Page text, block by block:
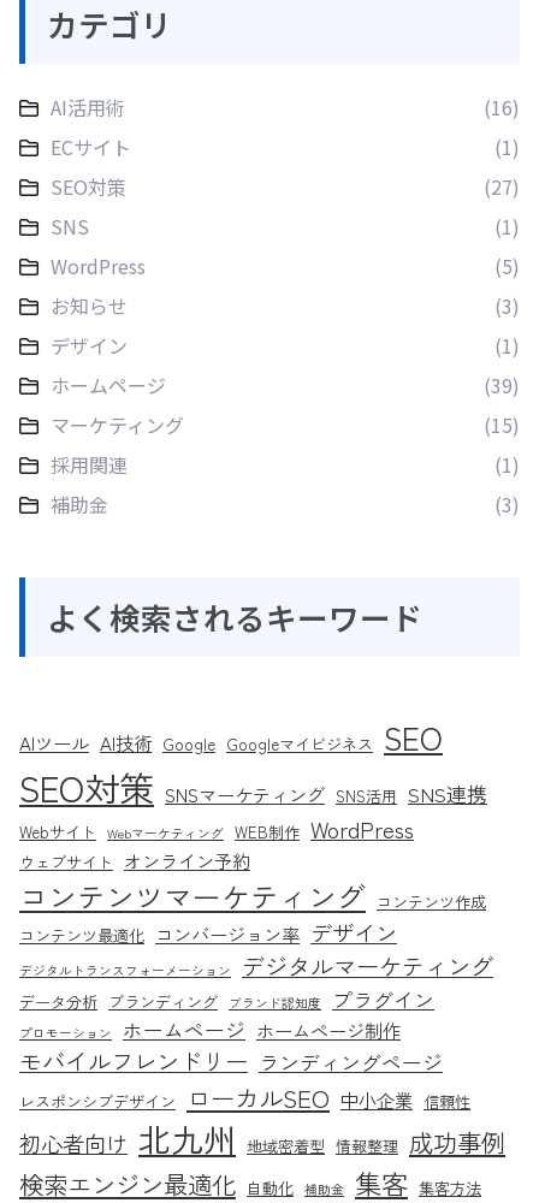
カテゴリ
AI活用術
(16)
ECサイト
(1)
SEO対策
(27)
SNS
(1)
WordPress
(5)
お知らせ
(3)
デザイン
(1)
ホームページ
(39)
マーケティング
(15)
採用関連
(1)
補助金
(3)
よく検索されるキーワード
AIツール AI技術 Google Googleマイビジネス SEO
SEO対策 SNSマーケティング SNS活用 SNS連携
Webサイト Webマーケティング WEB制作 WordPress
ウェブサイト オンライン予約
コンテンツマーケティング コンテンツ作成
コンテンツ最適化
コンバージョン率 デザイン
デジタルトランスフォーメーション デジタルマーケティング
データ分析 ブランディング ブランド認知度 プラグイン
プロモーション ホームページ ホームページ制作
モバイルフレンドリー ランディングページ
レスポンシブデザイン ローカルSEO 中小企業 信頼性
初心者向け 北九州 地域密着型 情報整理 成功事例
検索エンジン最適化 自動化 補助金 集客 集客方法